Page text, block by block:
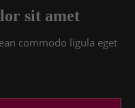
sit amet
commodo ligula eget